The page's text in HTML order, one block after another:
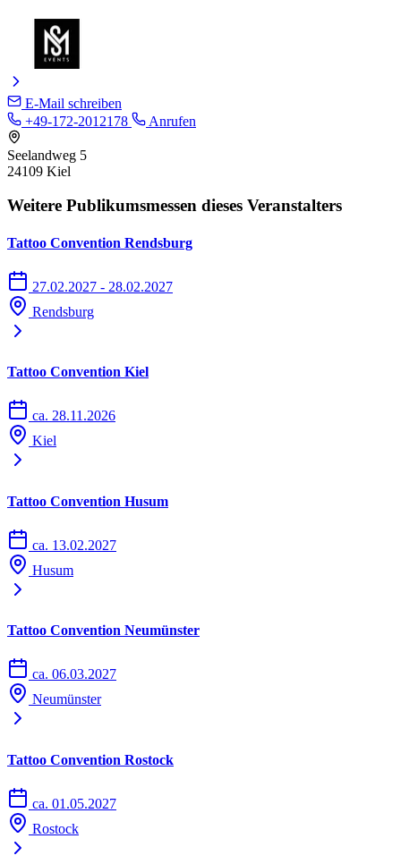
E-Mail schreiben
+49-172-2012178
Anrufen
Seelandweg 5
24109 Kiel
Weitere Publikumsmessen dieses Veranstalters
Tattoo Convention Rendsburg
27.02.2027 - 28.02.2027
Rendsburg
Tattoo Convention Kiel
ca. 28.11.2026
Kiel
Tattoo Convention Husum
ca. 13.02.2027
Husum
Tattoo Convention Neumünster
ca. 06.03.2027
Neumünster
Tattoo Convention Rostock
ca. 01.05.2027
Rostock